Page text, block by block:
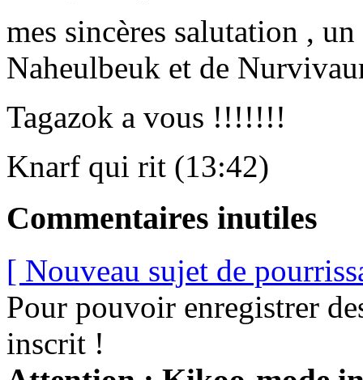
mes sincères salutation ,
Naheulbeuk et de
Tagazok a vous !!!!!!!
Knarf qui rit (13:42)
Commentaires inutiles
[ Nouveau sujet de
Pour pouvoir enregistrer
inscrit !